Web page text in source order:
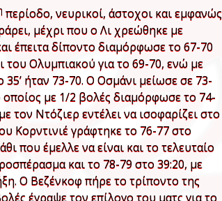
περίοδο, νευρικοί, άστοχοι και εμφανώς
μέχρι που ο Λι χρεώθηκε με
έπειτα δίποντο διαμόρφωσε το 67-70
του Ολυμπιακού για το 69-70, ενώ με
ήταν 73-70. Ο Οσμάνι μείωσε σε 73-
με 1/2 βολές διαμόρφωσε το 74-
τον Ντόζιερ εντέλει να ισοφαρίζει στο
Κορντινιέ γράφτηκε το 76-77 στο
που έμελλε να είναι και το τελευταίο
και το 78-79 στο 39:20, με
Ο Βεζένκοφ πήρε το τρίποντο της
έγραψε τον επίλογο του ματς για το